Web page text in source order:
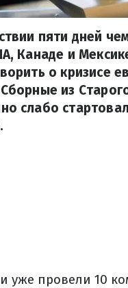
пяти дней
Канаде и
о кризисе
из
слабо
уже провели 10